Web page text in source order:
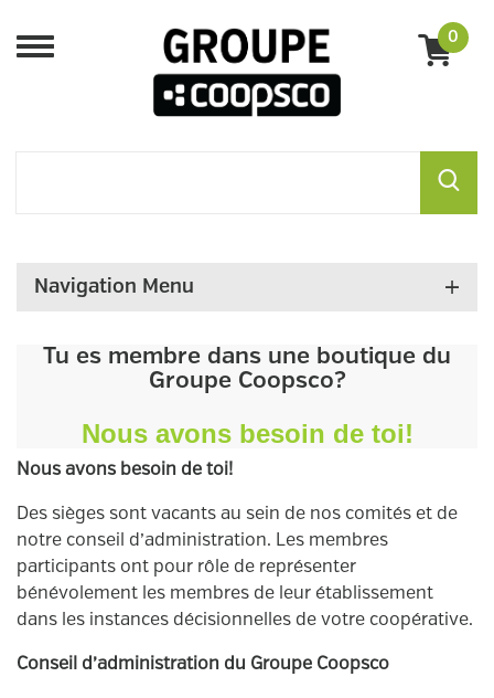
Menu
0
Navigation Menu
Tu es membre dans une boutique du
Groupe Coopsco?
Nous avons besoin de toi!
Nous avons besoin de toi!
Des sièges sont vacants au sein de nos comités et de
notre conseil d’administration. Les membres
participants ont pour rôle de représenter
bénévolement les membres de leur établissement
dans les instances décisionnelles de votre coopérative.
Conseil d’administration du Groupe Coopsco